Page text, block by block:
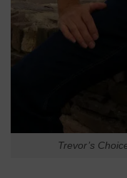
Trevor’s